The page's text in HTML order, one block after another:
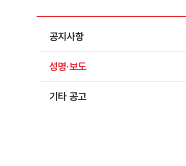
공지사항
성명·보도
기타 공고